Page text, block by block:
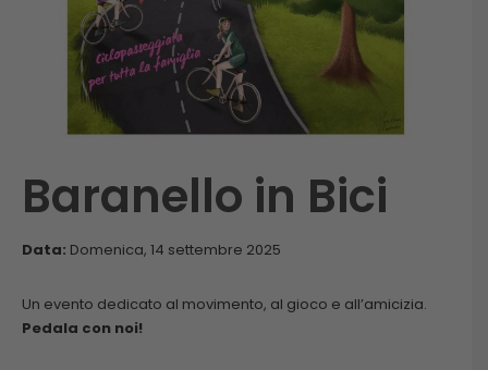
Baranello in Bici
Data: Domenica, 14 settembre 2025
Un evento dedicato al movimento, al gioco e all’amicizia.
Pedala con noi!